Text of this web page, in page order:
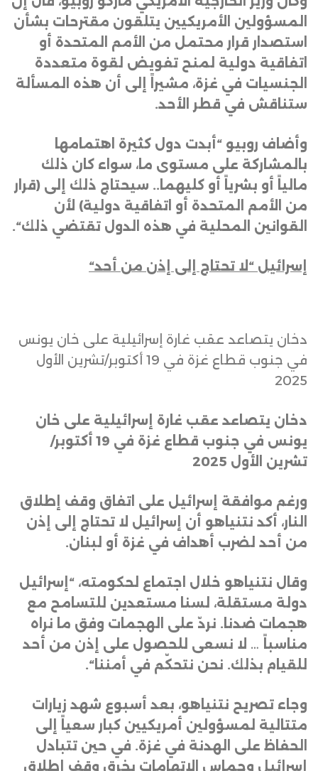
المسؤولين الأمريكيين يتلقون مقترحات بشأن
استصدار قرار محتمل من الأمم المتحدة أو
اتفاقية دولية لمنح تفويض لقوة متعددة
الجنسيات في غزة، مشيراً إلى أن هذه المسألة
ستناقش في قطر الأحد.
وأضاف روبيو “أبدت دول كثيرة اهتمامها
بالمشاركة على مستوى ما، سواء كان ذلك
مالياً أو بشرياً أو كليهما.. سيحتاج ذلك إلى (قرار
من الأمم المتحدة أو اتفاقية دولية) لأن
القوانين المحلية في هذه الدول تقتضي ذلك“.
إسرائيل “لا تحتاج إلى إذن من أحد“
دخان يتصاعد عقب غارة إسرائيلية على خان يونس
في جنوب قطاع غزة في 19 أكتوبر/تشرين الأول
2025
دخان يتصاعد عقب غارة إسرائيلية على خان
يونس في جنوب قطاع غزة في 19 أكتوبر/
تشرين الأول 2025
ورغم موافقة إسرائيل على اتفاق وقف إطلاق
النار، أكد نتنياهو أن إسرائيل لا تحتاج إلى إذن
من أحد لضرب أهداف في غزة أو لبنان.
وقال نتنياهو خلال اجتماع لحكومته، “إسرائيل
دولة مستقلة، لسنا مستعدين للتسامح مع
هجمات ضدنا. نردّ على الهجمات وفق ما نراه
مناسباً … لا نسعى للحصول على إذن من أحد
للقيام بذلك. نحن نتحكّم في أمننا“.
وجاء تصريح نتنياهو، بعد أسبوع شهد زيارات
متتالية لمسؤولين أمريكيين كبار سعياً إلى
الحفاظ على الهدنة في غزة. في حين تتبادل
إسرائيل وحماس الاتهامات بخرق وقف إطلاق